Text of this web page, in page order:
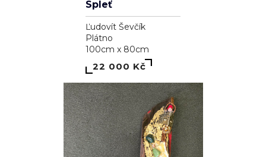
Dominika Brynzej
Plátno
55cm x 75cm
7 000 Kč